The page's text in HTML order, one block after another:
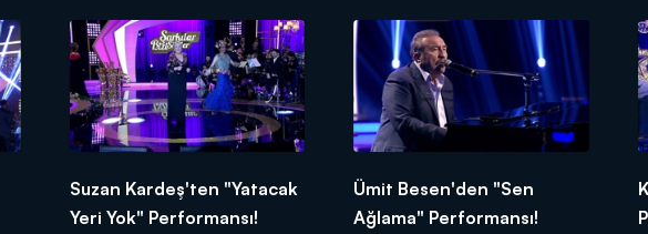
Suzan Kardeş'ten "Yatacak
Yeri Yok" Performansı!
Ümit Besen'den "Sen
Ağlama" Performansı!